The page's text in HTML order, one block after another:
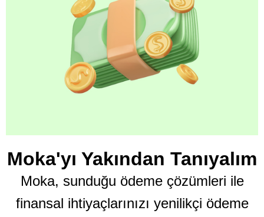
Moka'yı Yakından Tanıyalım
Moka, sunduğu ödeme çözümleri ile
finansal ihtiyaçlarınızı yenilikçi ödeme